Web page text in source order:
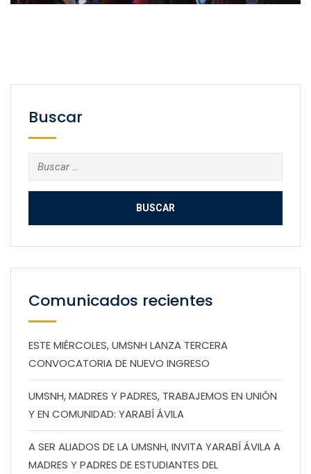
Buscar
Buscar:
Comunicados recientes
ESTE MIÉRCOLES, UMSNH LANZA TERCERA
CONVOCATORIA DE NUEVO INGRESO
UMSNH, MADRES Y PADRES, TRABAJEMOS EN UNIÓN
Y EN COMUNIDAD: YARABÍ ÁVILA
A SER ALIADOS DE LA UMSNH, INVITA YARABÍ ÁVILA A
MADRES Y PADRES DE ESTUDIANTES DEL